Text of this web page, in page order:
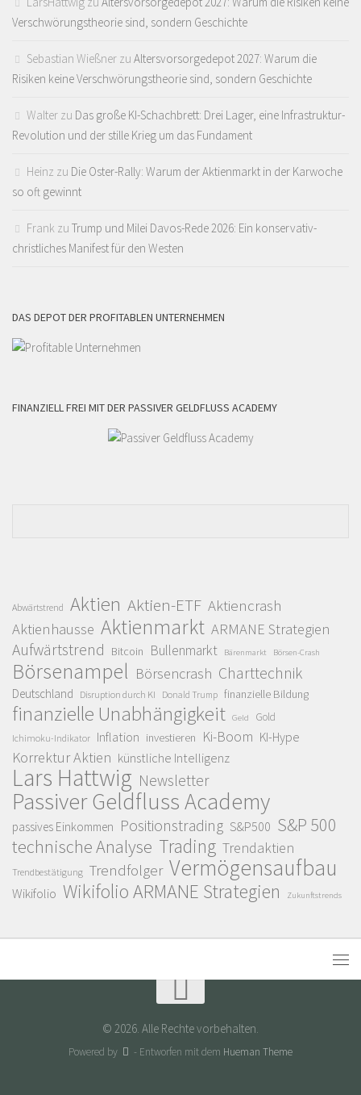
Verschwörungstheorie sind, sondern Geschichte
Sebastian Wießner zu Altersvorsorgedepot 2027: Warum die
Risiken keine Verschwörungstheorie sind, sondern Geschichte
Walter zu Das große KI-Schachbrett: Drei Lager, eine Infrastruktur-
Revolution und der stille Krieg um das Fundament
Heinz zu Die Oster-Rally: Warum der Aktienmarkt in der Karwoche
so oft gewinnt
Frank zu Trump und Milei Davos-Rede 2026: Ein konservativ-
christliches Manifest für den Westen
DAS DEPOT DER PROFITABLEN UNTERNEHMEN
FINANZIELL FREI MIT DER PASSIVER GELDFLUSS ACADEMY
Abwärtstrend Aktien Aktien-ETF Aktiencrash
Aktienhausse Aktienmarkt ARMANE Strategien
Aufwärtstrend Bitcoin Bullenmarkt Bärenmarkt Börsen-Crash
Börsenampel Börsencrash Charttechnik
Deutschland Disruption durch KI Donald Trump finanzielle Bildung
finanzielle Unabhängigkeit Geld Gold
Ichimoku-Indikator Inflation investieren Ki-Boom KI-Hype
Korrektur Aktien künstliche Intelligenz
Lars Hattwig Newsletter
Passiver Geldfluss Academy
passives Einkommen Positionstrading S&P500 S&P 500
technische Analyse Trading Trendaktien
Trendbestätigung Trendfolger Vermögensaufbau
Wikifolio Wikifolio ARMANE Strategien Zukunftstrends
© 2026. Alle Rechte vorbehalten.
Powered by - Entworfen mit dem Hueman Theme